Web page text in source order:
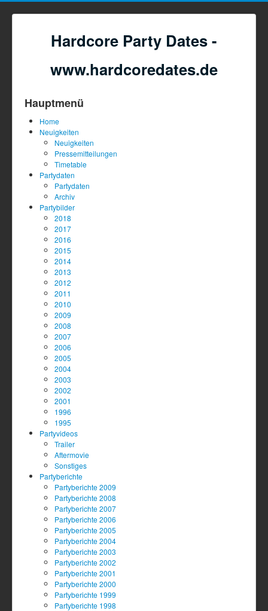
Hardcore Party Dates -
www.hardcoredates.de
Hauptmenü
Home
Neuigkeiten
Neuigkeiten
Pressemitteilungen
Timetable
Partydaten
Partydaten
Archiv
Partybilder
2018
2017
2016
2015
2014
2013
2012
2011
2010
2009
2008
2007
2006
2005
2004
2003
2002
2001
1996
1995
Partyvideos
Trailer
Aftermovie
Sonstiges
Partyberichte
Partyberichte 2009
Partyberichte 2008
Partyberichte 2007
Partyberichte 2006
Partyberichte 2005
Partyberichte 2004
Partyberichte 2003
Partyberichte 2002
Partyberichte 2001
Partyberichte 2000
Partyberichte 1999
Partyberichte 1998